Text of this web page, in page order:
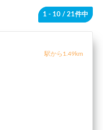
1 - 10 / 21件中
駅から1.49km